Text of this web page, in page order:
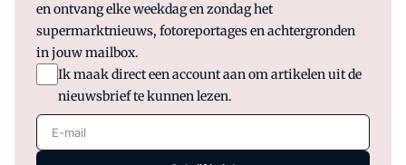
en ontvang elke weekdag en zondag het
supermarktnieuws, fotoreportages en achtergronden
in jouw mailbox.
Ik maak direct een account aan om artikelen uit de
nieuwsbrief te kunnen lezen.
E-mail